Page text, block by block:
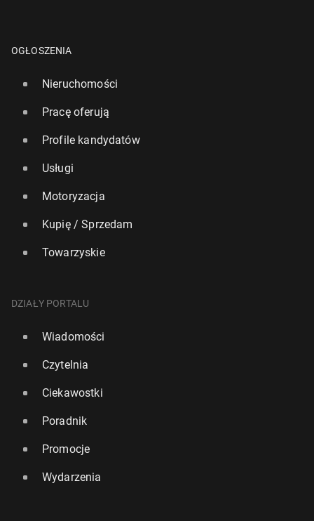
OGŁOSZENIA
Nieruchomości
Pracę oferują
Profile kandydatów
Usługi
Motoryzacja
Kupię / Sprzedam
Towarzyskie
DZIAŁY PORTALU
Wiadomości
Czytelnia
Ciekawostki
Poradnik
Promocje
Wydarzenia